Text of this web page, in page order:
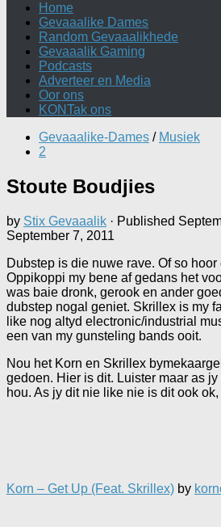
Home
Gevaaalike Dames
Random Gevaaalikhede
Gevaaalik Gaming
Podcasts
Adverteer en Media
Oor ons
KONTak ons
Gevaaalike-Dames / Musiek
2
Stoute Boudjies
by Stix Gevaaalik · Published
September 7, 2011
Dubstep is die nuwe rave. Of so hoor
Oppikoppi my bene af gedans het
was baie dronk, gerook en ander
dubstep nogal geniet. Skrillex is my
like nog altyd electronic/industrial
een van my gunsteling bands ooit.
Nou het Korn en Skrillex
gedoen. Hier is dit. Luister maar as
hou. As jy dit nie like nie is dit ook
Korn – Get Up (Feat. Skrillex) by